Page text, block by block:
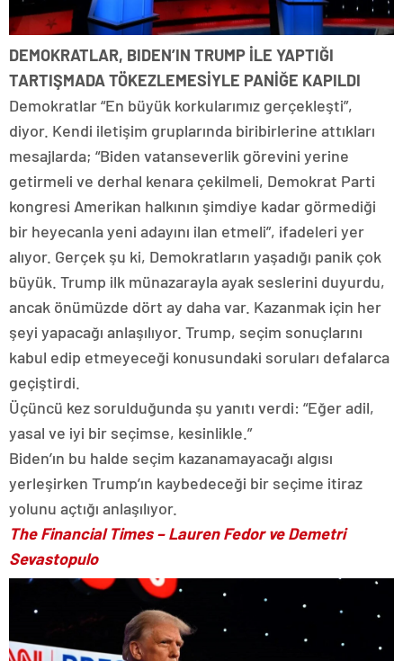
DEMOKRATLAR, BIDEN’IN TRUMP İLE YAPTIĞI
TARTIŞMADA TÖKEZLEMESİYLE PANİĞE KAPILDI
Demokratlar “En büyük korkularımız gerçekleşti”,
diyor. Kendi iletişim gruplarında biribirlerine attıkları
mesajlarda; “Biden vatanseverlik görevini yerine
getirmeli ve derhal kenara çekilmeli, Demokrat Parti
kongresi Amerikan halkının şimdiye kadar görmediği
bir heyecanla yeni adayını ilan etmeli”, ifadeleri yer
alıyor. Gerçek şu ki, Demokratların yaşadığı panik çok
büyük. Trump ilk münazarayla ayak seslerini duyurdu,
ancak önümüzde dört ay daha var. Kazanmak için her
şeyi yapacağı anlaşılıyor. Trump, seçim sonuçlarını
kabul edip etmeyeceği konusundaki soruları defalarca
geçiştirdi.
Üçüncü kez sorulduğunda şu yanıtı verdi: “Eğer adil,
yasal ve iyi bir seçimse, kesinlikle.”
Biden’ın bu halde seçim kazanamayacağı algısı
yerleşirken Trump’ın kaybedeceği bir seçime itiraz
yolunu açtığı anlaşılıyor.
The Financial Times– Lauren Fedor ve Demetri
Sevastopulo